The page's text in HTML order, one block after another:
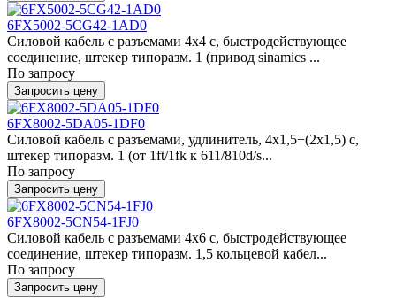
6FX5002-5CG42-1AD0
Силовой кабель с разъемами 4x4 c, быстродействующее
соединение, штекер типоразм. 1 (привод sinamics ...
По запросу
Запросить цену
6FX8002-5DA05-1DF0
Силовой кабель с разъемами, удлинитель, 4x1,5+(2x1,5) c,
штекер типоразм. 1 (от 1ft/1fk к 611/810d/s...
По запросу
Запросить цену
6FX8002-5CN54-1FJ0
Силовой кабель с разъемами 4x6 c, быстродействующее
соединение, штекер типоразм. 1,5 кольцевой кабел...
По запросу
Запросить цену